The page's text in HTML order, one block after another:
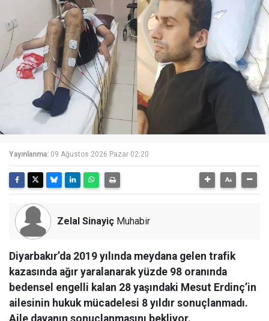
Yayınlanma: 09 Ağustos 2026 Pazar 02:20
Zelal Sinayiç Muhabir
Diyarbakır’da 2019 yılında meydana gelen trafik
kazasında ağır yaralanarak yüzde 98 oranında
bedensel engelli kalan 28 yaşındaki Mesut Erdinç’in
ailesinin hukuk mücadelesi 8 yıldır sonuçlanmadı.
Aile davanın sonuçlanmasını bekliyor.